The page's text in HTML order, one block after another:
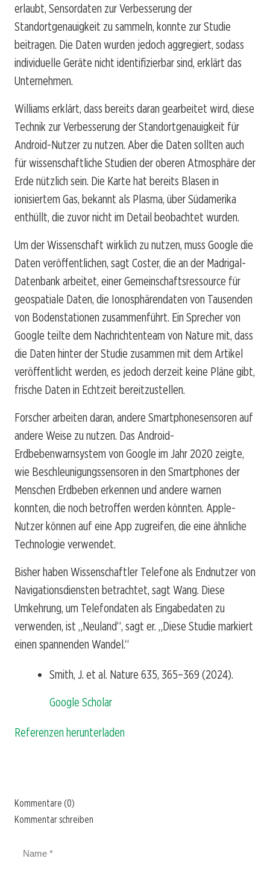
erlaubt, Sensordaten zur Verbesserung der
Standortgenauigkeit zu sammeln, konnte zur Studie
beitragen. Die Daten wurden jedoch aggregiert, sodass
individuelle Geräte nicht identifizierbar sind, erklärt das
Unternehmen.
Williams erklärt, dass bereits daran gearbeitet wird, diese
Technik zur Verbesserung der Standortgenauigkeit für
Android-Nutzer zu nutzen. Aber die Daten sollten auch
für wissenschaftliche Studien der oberen Atmosphäre der
Erde nützlich sein. Die Karte hat bereits Blasen in
ionisiertem Gas, bekannt als Plasma, über Südamerika
enthüllt, die zuvor nicht im Detail beobachtet wurden.
Um der Wissenschaft wirklich zu nutzen, muss Google die
Daten veröffentlichen, sagt Coster, die an der Madrigal-
Datenbank arbeitet, einer Gemeinschaftsressource für
geospatiale Daten, die Ionosphärendaten von Tausenden
von Bodenstationen zusammenführt. Ein Sprecher von
Google teilte dem Nachrichtenteam von Nature mit, dass
die Daten hinter der Studie zusammen mit dem Artikel
veröffentlicht werden, es jedoch derzeit keine Pläne gibt,
frische Daten in Echtzeit bereitzustellen.
Forscher arbeiten daran, andere Smartphonesensoren auf
andere Weise zu nutzen. Das Android-
Erdbebenwarnsystem von Google im Jahr 2020 zeigte,
wie Beschleunigungssensoren in den Smartphones der
Menschen Erdbeben erkennen und andere warnen
konnten, die noch betroffen werden könnten. Apple-
Nutzer können auf eine App zugreifen, die eine ähnliche
Technologie verwendet.
Bisher haben Wissenschaftler Telefone als Endnutzer von
Navigationsdiensten betrachtet, sagt Wang. Diese
Umkehrung, um Telefondaten als Eingabedaten zu
verwenden, ist „Neuland“, sagt er. „Diese Studie markiert
einen spannenden Wandel.“
Smith, J. et al. Nature 635, 365–369 (2024).
Google Scholar
Referenzen herunterladen
Kommentare (0)
Kommentar schreiben